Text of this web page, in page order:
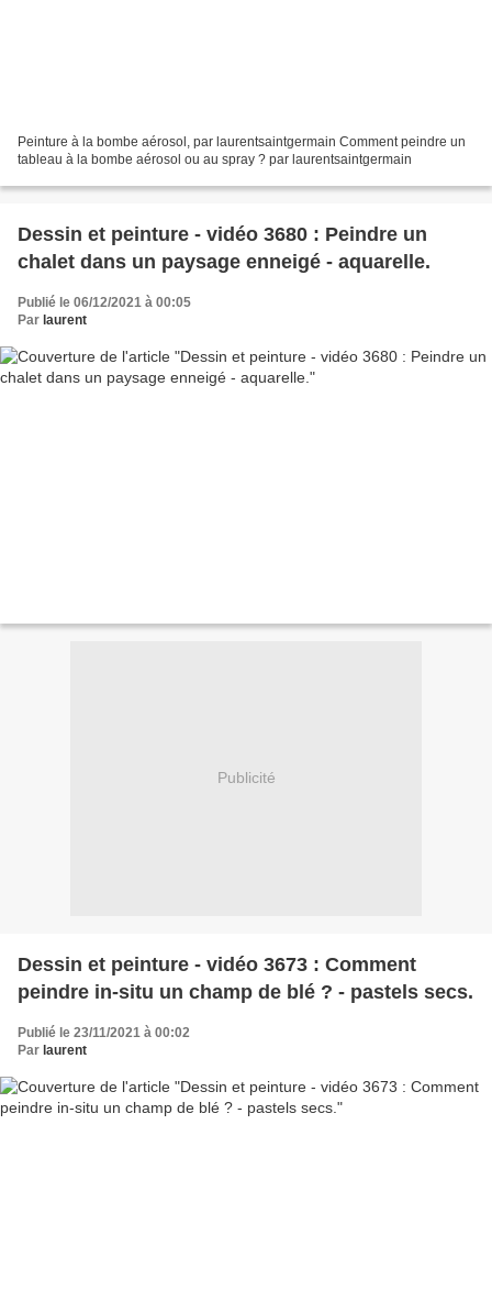
Peinture à la bombe aérosol, par laurentsaintgermain Comment peindre un
tableau à la bombe aérosol ou au spray ? par laurentsaintgermain
Dessin et peinture - vidéo 3680 : Peindre un
chalet dans un paysage enneigé - aquarelle.
Publié le 06/12/2021 à 00:05
Par laurent
Publicité
Dessin et peinture - vidéo 3673 : Comment
peindre in-situ un champ de blé ? - pastels secs.
Publié le 23/11/2021 à 00:02
Par laurent